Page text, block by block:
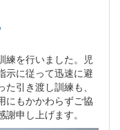
練を行いました。児
示に従って迅速に避
引き渡し訓練も、
にもかかわらずご協
申し上げます。